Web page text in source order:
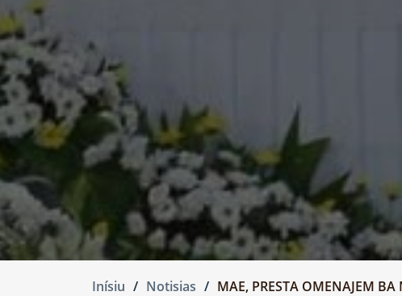
Inísiu Notisias MAE, PRESTA OMENAJEM